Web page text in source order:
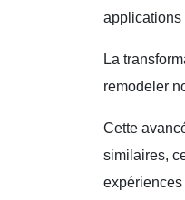
applications
La
remodeler
Cette
similaires,
expériences